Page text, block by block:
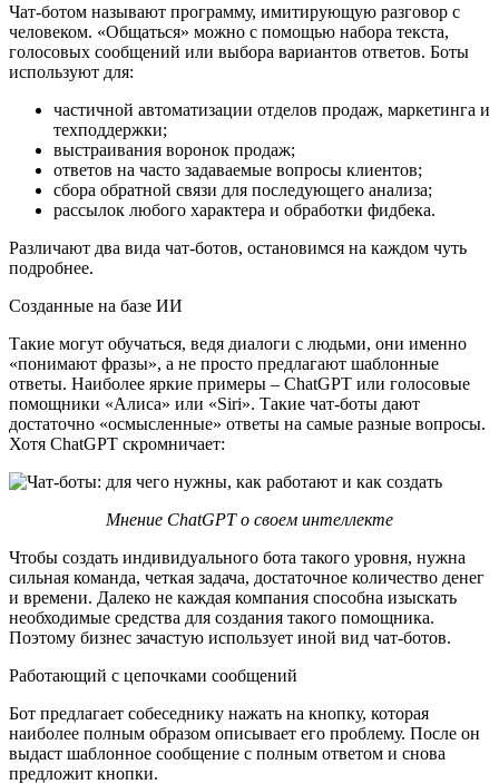
Чат-ботом называют программу, имитирующую разговор с
человеком. «Общаться» можно с помощью набора текста,
голосовых сообщений или выбора вариантов ответов. Боты
используют для:
частичной автоматизации отделов продаж, маркетинга и
техподдержки;
выстраивания воронок продаж;
ответов на часто задаваемые вопросы клиентов;
сбора обратной связи для последующего анализа;
рассылок любого характера и обработки фидбека.
Различают два вида чат-ботов, остановимся на каждом чуть
подробнее.
Созданные на базе ИИ
Такие могут обучаться, ведя диалоги с людьми, они именно
«понимают фразы», а не просто предлагают шаблонные
ответы. Наиболее яркие примеры – ChatGPT или голосовые
помощники «Алиса» или «Siri». Такие чат-боты дают
достаточно «осмысленные» ответы на самые разные вопросы.
Хотя ChatGPT скромничает:
Мнение ChatGPT о своем интеллекте
Чтобы создать индивидуального бота такого уровня, нужна
сильная команда, четкая задача, достаточное количество денег
и времени. Далеко не каждая компания способна изыскать
необходимые средства для создания такого помощника.
Поэтому бизнес зачастую использует иной вид чат-ботов.
Работающий с цепочками сообщений
Бот предлагает собеседнику нажать на кнопку, которая
наиболее полным образом описывает его проблему. После он
выдаст шаблонное сообщение с полным ответом и снова
предложит кнопки.